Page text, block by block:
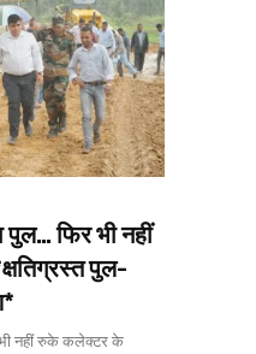
फिर भी नहीं
पुल-
नहीं रुके कलेक्टर के